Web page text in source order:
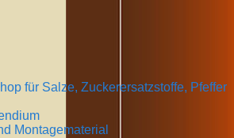
für Salze, Zuckerersatzstoffe, Pfeffer
Montagematerial